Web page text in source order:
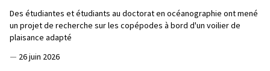
Des étudiantes et étudiants au doctorat en océanographie ont mené
un projet de recherche sur les copépodes à bord d'un voilier de
plaisance adapté
— 26 juin 2026